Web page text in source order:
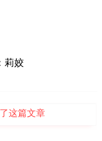
莉姣
这篇文章